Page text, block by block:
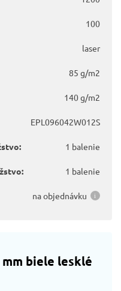
100
laser
85 g/m2
140 g/m2
EPL096042W012S
1 balenie
1 balenie
na objednávku
mm biele lesklé